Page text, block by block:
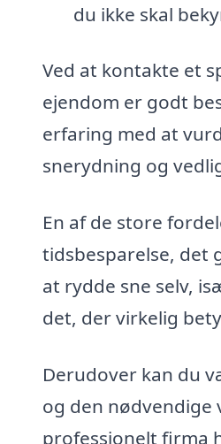
du ikke skal
Ved at kontakte et
ejendom er godt
erfaring med at
snerydning og
En af de store
tidsbesparelse, det
at rydde sne selv,
det, der virkelig
Derudover kan du
og den
professionelt firma